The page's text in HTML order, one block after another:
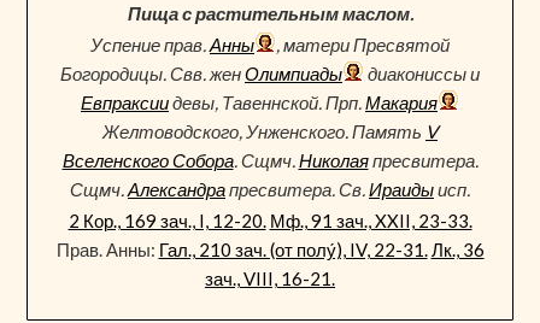
Пища с растительным маслом.
Успение прав. Анны
, матери Пресвятой
Богородицы. Свв. женОлимпиады
диакониссы и
Евпраксиидевы, Тавеннской. Прп. Макария
Желтоводского, Унженского. Память V
Вселенского Собора. Сщмч. Николаяпресвитера.
Сщмч. Александрапресвитера. Св. Ираидыисп.
2 Кор., 169 зач., I, 12-20. Мф., 91 зач., XXII, 23-33.
Прав. Анны: Гал., 210 зач. (от полу́), IV, 22-31. Лк., 36
зач., VIII, 16-21.